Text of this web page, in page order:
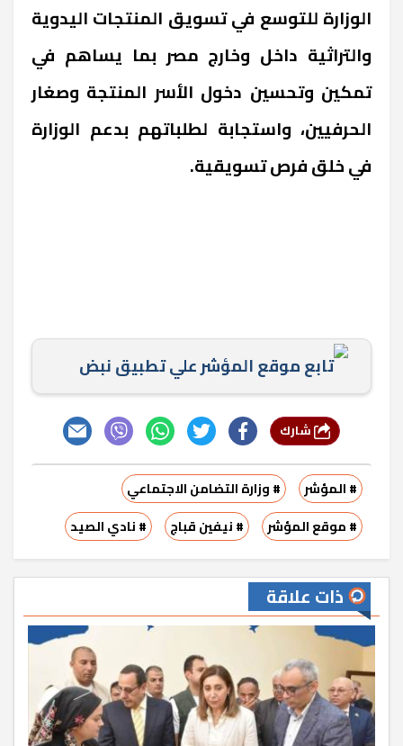
الوزارة للتوسع في تسويق المنتجات اليدوية
والتراثية داخل وخارج مصر بما يساهم في
تمكين وتحسين دخول الأسر المنتجة وصغار
الحرفيين، واستجابة لطلباتهم بدعم الوزارة
في خلق فرص تسويقية.
تابع موقع المؤشر علي تطبيق نبض
# المؤشر
# وزارة التضامن الاجتماعي
# موقع المؤشر
# نيفين قباج # نادي الصيد
ذات علاقة